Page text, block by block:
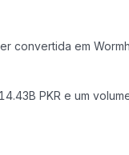
convertida em
PKR e um